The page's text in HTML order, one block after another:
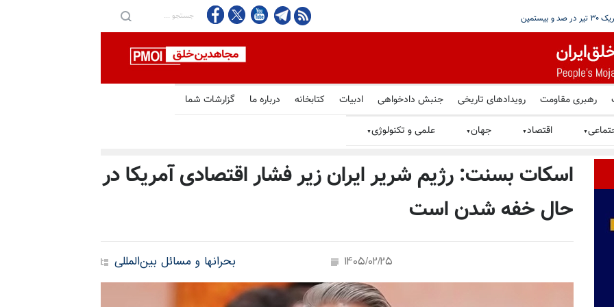
رهبری مقاومت رویدادهای تاریخی جنبش دادخواهی ادبیات کتابخانه درباره ما گزارشات شما
▼ اقتصاد▼ جهان▼ علمی و تکنولوژی▼
اسکات بسنت: رژیم شریر ایران زیر فشار اقتصادی آمریکا در
حال خفه شدن است
بحرانها و مسائل بین‌المللی 1405/02/25